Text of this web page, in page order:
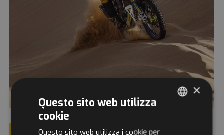
LEGGI TUTTO
×
Questo sito web utilizza
cookie
Questo sito web utilizza i cookie per